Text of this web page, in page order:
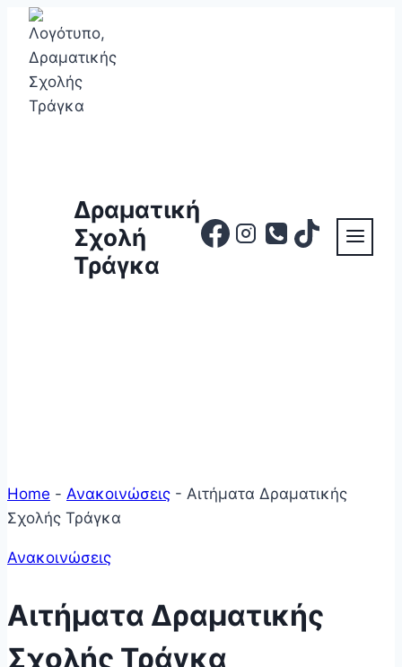
Skip
content
Δραματική
Σχολή
Τράγκα
Home - Ανακοινώσεις - Αιτήματα Δραματικής
Σχολής Τράγκα
Ανακοινώσεις
Αιτήματα Δραματικής
Σχολής Τράγκα